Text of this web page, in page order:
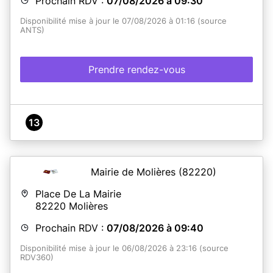
Disponibilité mise à jour le 07/08/2026 à 01:16 (source
ANTS)
Prendre rendez-vous
13
Mairie de Molières (82220)
Place De La Mairie
82220 Molières
Prochain RDV : 07/08/2026 à 09:40
Disponibilité mise à jour le 06/08/2026 à 23:16 (source
RDV360)